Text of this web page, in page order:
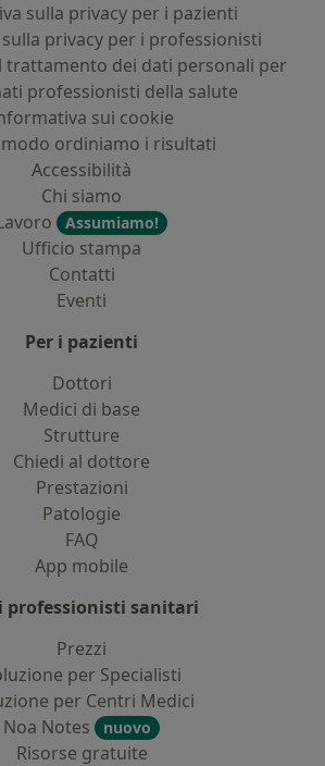
sulla privacy per i pazienti
privacy per i professionisti
dei dati personali per
professionisti della salute
sui cookie
ordiniamo i risultati
Accessibilità
Chi siamo
Assumiamo!
Ufficio stampa
Contatti
Eventi
Per i pazienti
Dottori
Medici di base
Strutture
Chiedi al dottore
Prestazioni
Patologie
FAQ
App mobile
professionisti sanitari
Prezzi
per Specialisti
per Centri Medici
Noa Notes
nuovo
Risorse gratuite